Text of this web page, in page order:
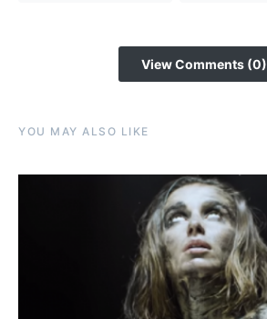
View Comments (0)
YOU MAY ALSO LIKE